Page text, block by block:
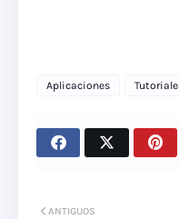
Aplicaciones
ANTIGUOS